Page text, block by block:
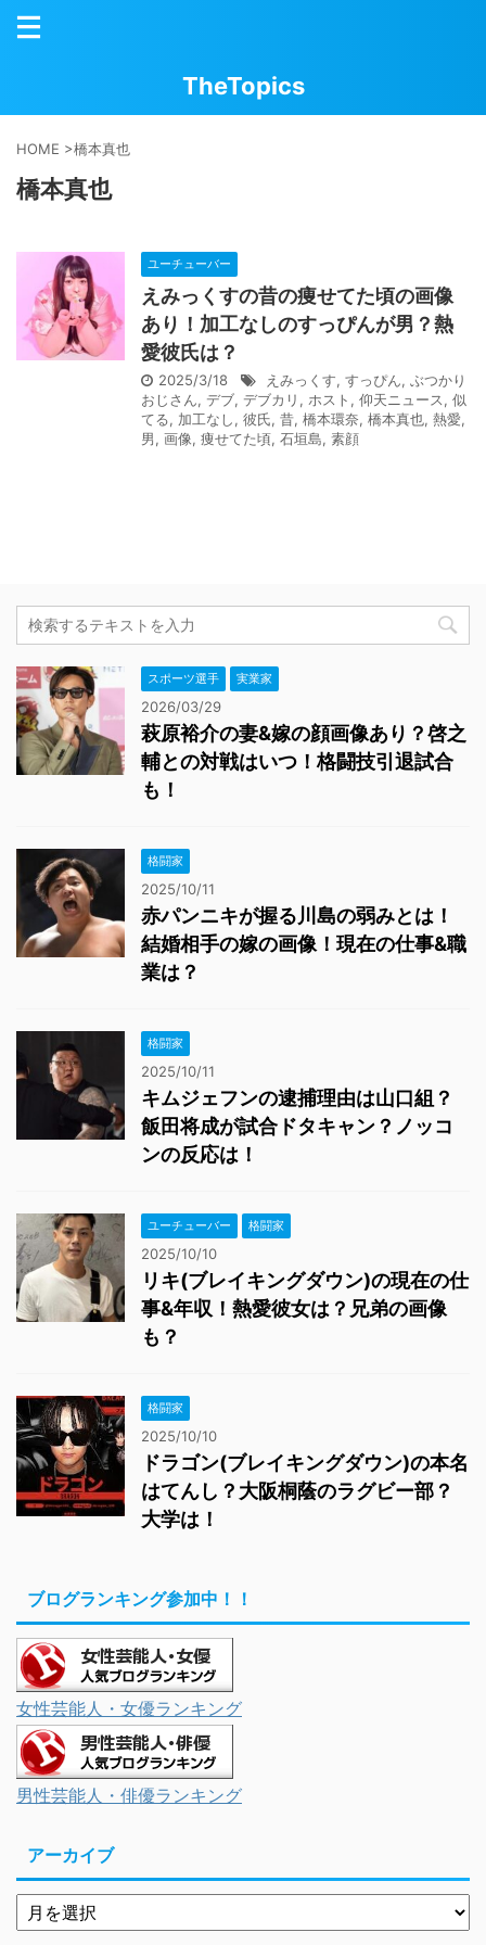
TheTopics
HOME >橋本真也
橋本真也
ユーチューバー
えみっくすの昔の痩せてた頃の画像
あり！加工なしのすっぴんが男？熱
愛彼氏は？
2025/3/18 えみっくす, すっぴん, ぶつかり
おじさん, デブ, デブカリ , ホスト , 仰天ニュース, 似
てる, 加工なし, 彼氏, 昔, 橋本環奈, 橋本真也, 熱愛,
男, 画像, 痩せてた頃, 石垣島, 素顔
スポーツ選手 実業家
2026/03/29
萩原裕介の妻&嫁の顔画像あり？啓之
輔との対戦はいつ！格闘技引退試合
も！
格闘家
2025/10/11
赤パンニキが握る川島の弱みとは！
結婚相手の嫁の画像！現在の仕事&職
業は？
格闘家
2025/10/11
キムジェフンの逮捕理由は山口組？
飯田将成が試合ドタキャン？ノッコ
ンの反応は！
ユーチューバー 格闘家
2025/10/10
リキ(ブレイキングダウン)の現在の仕
事&年収！熱愛彼女は？兄弟の画像
も？
格闘家
2025/10/10
ドラゴン(ブレイキングダウン)の本名
はてんし？大阪桐蔭のラグビー部？
大学は！
ブログランキング参加中！！
女性芸能人・女優ランキング
男性芸能人・俳優ランキング
アーカイブ